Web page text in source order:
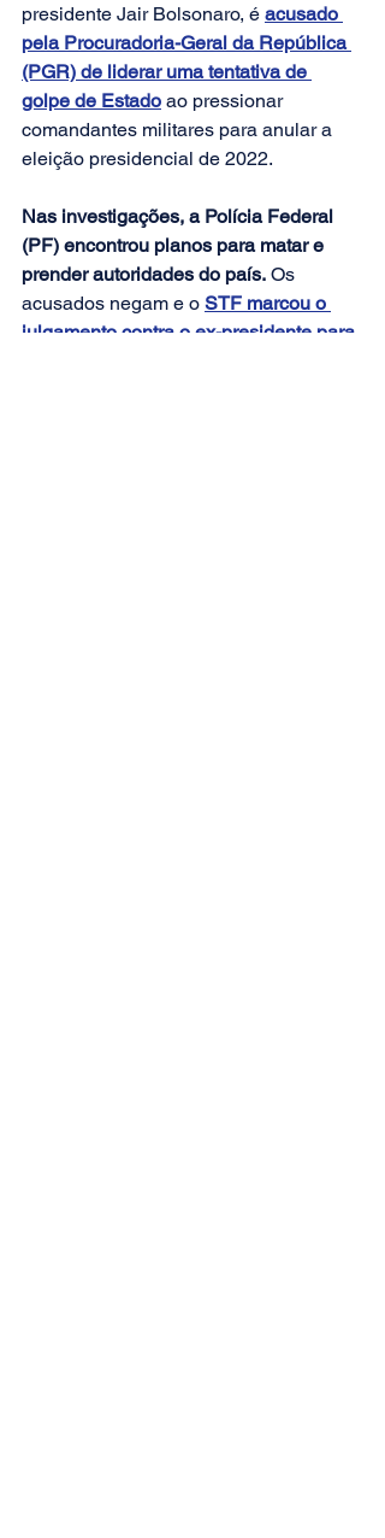
presidente Jair Bolsonaro, é acusado
pela Procuradoria-Geral da República
(PGR) de liderar uma tentativa de
golpe de Estado ao pressionar
comandantes militares para anular a
eleição presidencial de 2022.
Nas investigações, a Polícia Federal
(PF) encontrou planos para matar e
prender autoridades do país. Os
acusados negam e o STF marcou o
julgamento contra o ex-presidente para